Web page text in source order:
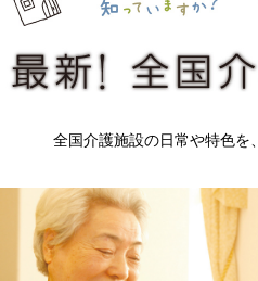
全国介護施設の日常や特色を